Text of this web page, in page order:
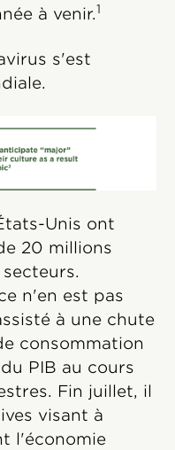
à venir.1
s'est
Unis ont
20 millions
n'en est pas
à une chute
consommation
PIB au cours
Fin juillet, il
visant à
l'économie